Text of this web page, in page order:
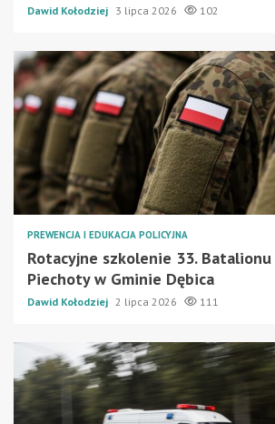
Dawid Kołodziej 3 lipca 2026 102
PREWENCJA I EDUKACJA POLICYJNA
Rotacyjne szkolenie 33.
Piechoty w Gminie Dębica
Dawid Kołodziej 2 lipca 2026 111